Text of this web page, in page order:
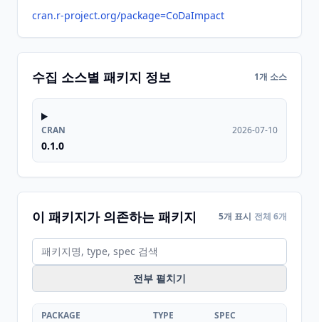
cran.r-project.org/package=CoDaImpact
수집 소스별 패키지 정보 1개 소스
CRAN
0.1.0
2026-07-10
이 패키지가 의존하는 패키지 5개 표시 전체 6개
전부 펼치기
PACKAGE TYPE SPEC